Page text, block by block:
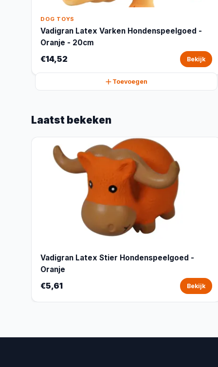
DOG TOYS
Vadigran Latex Varken Hondenspeelgoed -
Oranje - 20cm
€14,52 Bekijk
Toevoegen
Laatst bekeken
Vadigran Latex Stier Hondenspeelgoed -
Oranje
€5,61 Bekijk